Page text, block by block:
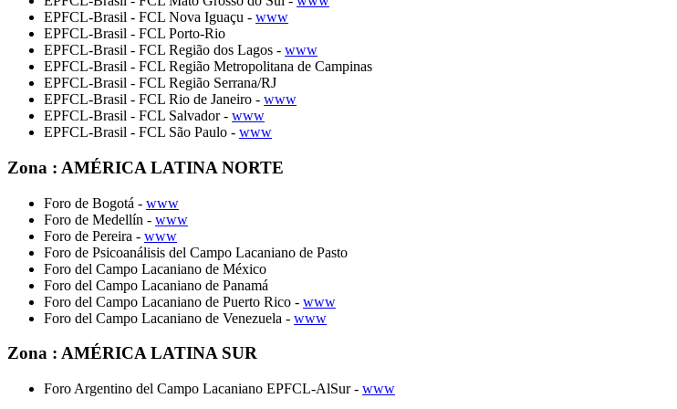
EPFCL-Brasil - FCL Nova Iguaçu - www
EPFCL-Brasil - FCL Porto-Rio
EPFCL-Brasil - FCL Região dos Lagos - www
EPFCL-Brasil - FCL Região Metropolitana de Campinas
EPFCL-Brasil - FCL Região Serrana/RJ
EPFCL-Brasil - FCL Rio de Janeiro - www
EPFCL-Brasil - FCL Salvador - www
EPFCL-Brasil - FCL São Paulo - www
Zona : AMÉRICA LATINA NORTE
Foro de Bogotá - www
Foro de Medellín - www
Foro de Pereira - www
Foro de Psicoanálisis del Campo Lacaniano de Pasto
Foro del Campo Lacaniano de México
Foro del Campo Lacaniano de Panamá
Foro del Campo Lacaniano de Puerto Rico - www
Foro del Campo Lacaniano de Venezuela - www
Zona : AMÉRICA LATINA SUR
Foro Argentino del Campo Lacaniano EPFCL-AlSur - www